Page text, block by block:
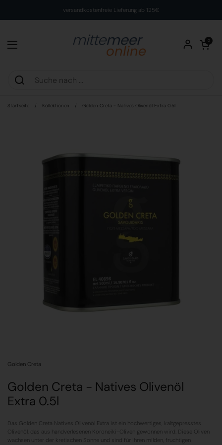
versandkostenfreie Lieferung ab 125€
Menü öffnen
Warenkorb
0
Startseite / Kollektionen / Golden Creta - Natives Olivenöl Extra 0.5l
Golden Creta
Golden Creta - Natives Olivenöl
Extra 0.5l
Das Golden Creta Natives Olivenöl Extra ist ein hochwertiges, kaltgepresstes
Olivenöl, das aus handverlesenen Koroneiki-Oliven gewonnen wird. Diese Oliven
wachsen unter der kretischen Sonne und sind für ihren milden, fruchtigen